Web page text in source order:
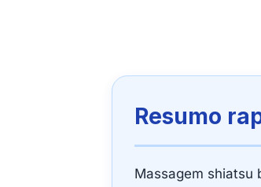
Resumo
Massagem shiatsu